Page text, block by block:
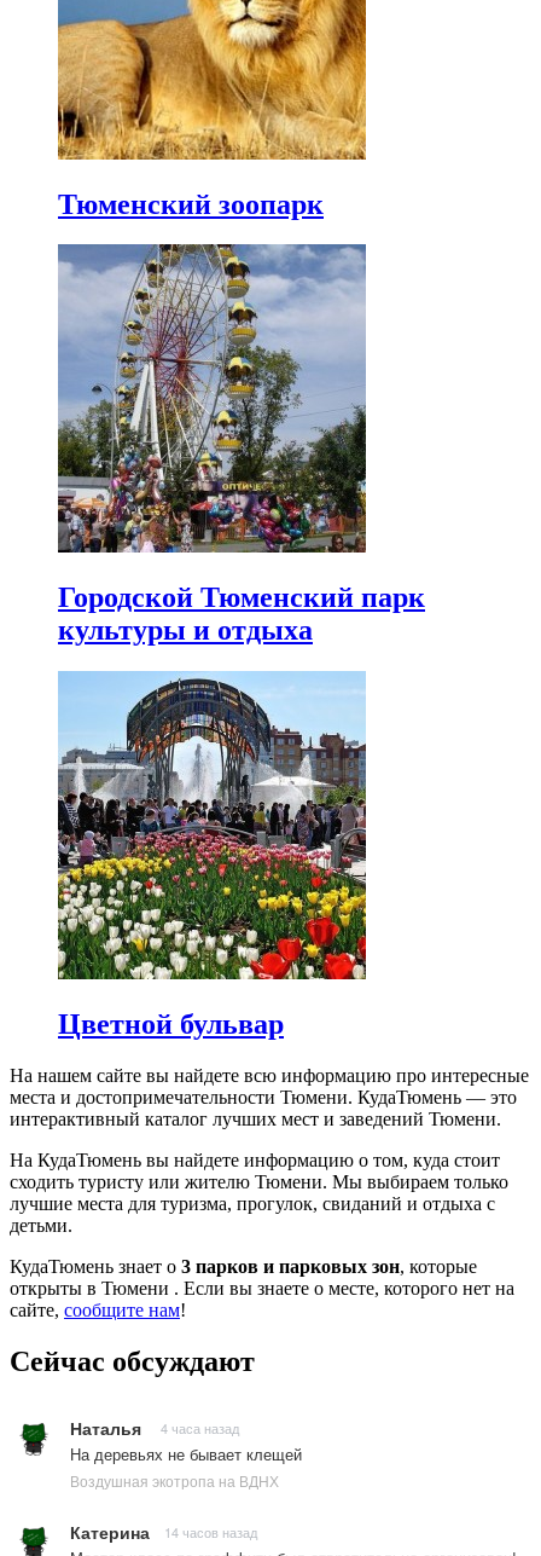
Тюменский зоопарк
Городской Тюменский парк
культуры и отдыха
Цветной бульвар
На нашем сайте вы найдете всю информацию про интересные
места и достопримечательности Тюмени. КудаТюмень — это
интерактивный каталог лучших мест и заведений Тюмени.
На КудаТюмень вы найдете информацию о том, куда стоит
сходить туристу или жителю Тюмени. Мы выбираем только
лучшие места для туризма, прогулок, свиданий и отдыха с
детьми.
КудаТюмень знает о 3 парков и парковых зон, которые
открыты в Тюмени . Если вы знаете о месте, которого нет на
сайте, сообщите нам!
Сейчас обсуждают
Наталья 4 часа назад
На деревьях не бывает клещей
Воздушная экотропа на ВДНХ
Катерина 14 часов назад